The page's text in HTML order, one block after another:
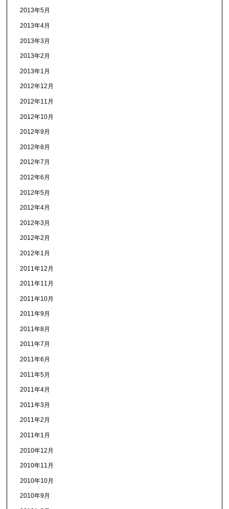
2013年5月
2013年4月
2013年3月
2013年2月
2013年1月
2012年12月
2012年11月
2012年10月
2012年9月
2012年8月
2012年7月
2012年6月
2012年5月
2012年4月
2012年3月
2012年2月
2012年1月
2011年12月
2011年11月
2011年10月
2011年9月
2011年8月
2011年7月
2011年6月
2011年5月
2011年4月
2011年3月
2011年2月
2011年1月
2010年12月
2010年11月
2010年10月
2010年9月